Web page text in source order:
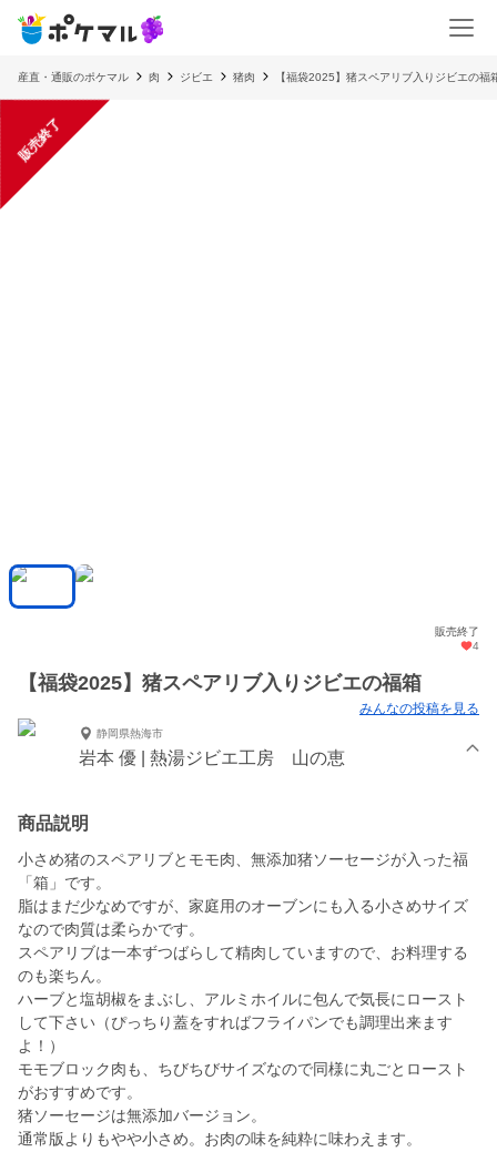
産直・通販のポケマル 肉 ジビエ 猪肉 【福袋2025】猪スペアリブ入りジビエの福
販売終了
販売終了
4
【福袋2025】猪スペアリブ入りジビエの福箱
みんなの投稿を見る
静岡県熱海市
岩本 優 | 熱湯ジビエ工房 山の恵
商品説明
小さめ猪のスペアリブとモモ肉、無添加猪ソーセージが入った福
「箱」です。
脂はまだ少なめですが、家庭用のオーブンにも入る小さめサイズ
なので肉質は柔らかです。
スペアリブは一本ずつばらして精肉していますので、お料理する
のも楽ちん。
ハーブと塩胡椒をまぶし、アルミホイルに包んで気長にロースト
して下さい（ぴっちり蓋をすればフライパンでも調理出来ます
よ！）
モモブロック肉も、ちびちびサイズなので同様に丸ごとロースト
がおすすめです。
猪ソーセージは無添加バージョン。
通常版よりもやや小さめ。お肉の味を純粋に味わえます。